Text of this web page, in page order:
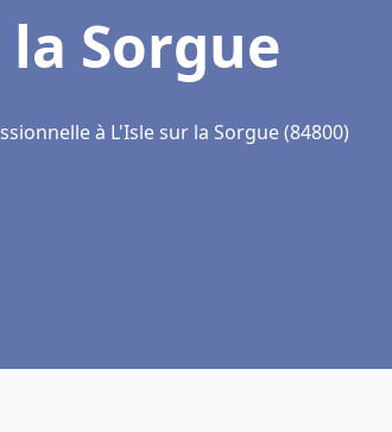
Sorgue
à L'Isle sur la Sorgue (84800)